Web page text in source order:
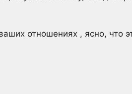
отношениях , ясно, что